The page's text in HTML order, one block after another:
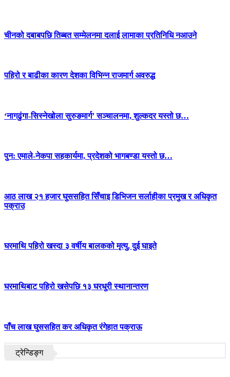
चीनको दबाबपछि तिब्बत सम्मेलनमा दलाई लामाका प्रतिनिधि नआउने
पहिरो र बाढीका कारण देशका विभिन्न राजमार्ग अवरुद्ध
‘नागढुंगा-सिस्नेखोला सुरुङमार्ग’ सञ्चालनमा, शुल्कदर यस्तो छ…
पुन: एमाले-नेकपा सहकार्यमा, प्रदेशको भागबण्डा यस्तो छ…
आठ लाख २१ हजार घुससहित सिँचाइ डिभिजन सर्लाहीका प्रमुख र अधिकृत
पक्राउ
घरमाथि पहिरो खस्दा ३ वर्षीय बालकको मृत्यु, दुई घाइते
घरमाथिबाट पहिरो खसेपछि १३ घरधुरी स्थानान्तरण
पाँच लाख घुससहित कर अधिकृत रंगेहात पक्राऊ
ट्रेन्डिङ्ग